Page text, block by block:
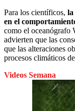
Para los científicos, la
en el
como el oceanógrafo
advierten que las
que las alteraciones
procesos climáticos
Videos Semana